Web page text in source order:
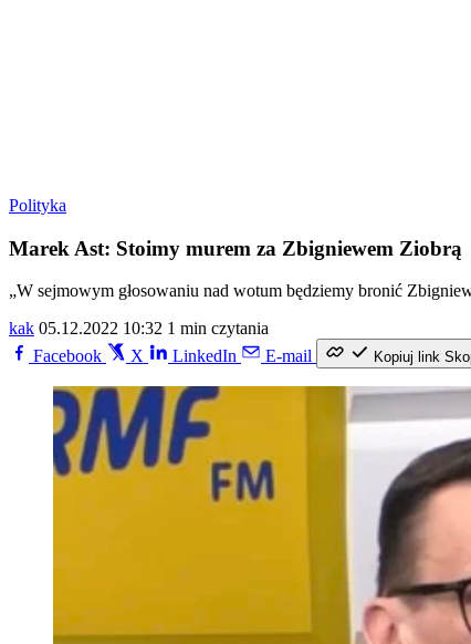
Polityka
Marek Ast: Stoimy murem za Zbigniewem Ziobrą
„W sejmowym głosowaniu nad wotum będziemy bronić
kak 05.12.2022 10:32 1 min czytania
Facebook
X LinkedIn E-mail Kopiuj link